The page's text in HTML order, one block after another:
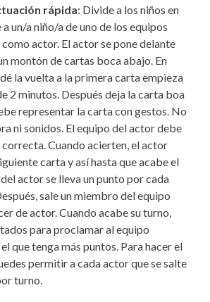
rápida: Divide a los niños en
un/a niño/a de uno de los equipos
actor. El actor se pone delante
montón de cartas boca abajo. En
la vuelta a la primera carta empieza
2 minutos. Después deja la carta boa
representar la carta con gestos. No
ni sonidos. El equipo del actor debe
Cuando acierten, el actor
carta y así hasta que acabe el
actor se lleva un punto por cada
sale un miembro del equipo
de actor. Cuando acabe su turno,
para proclamar al equipo
que tenga más puntos. Para hacer el
permitir a cada actor que se salte
turno.